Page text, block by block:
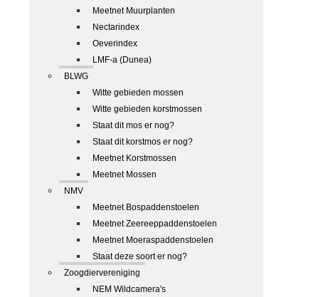
Meetnet Muurplanten
Nectarindex
Oeverindex
LMF-a (Dunea)
BLWG
Witte gebieden mossen
Witte gebieden korstmossen
Staat dit mos er nog?
Staat dit korstmos er nog?
Meetnet Korstmossen
Meetnet Mossen
NMV
Meetnet Bospaddenstoelen
Meetnet Zeereeppaddenstoelen
Meetnet Moeraspaddenstoelen
Staat deze soort er nog?
Zoogdiervereniging
NEM Wildcamera's